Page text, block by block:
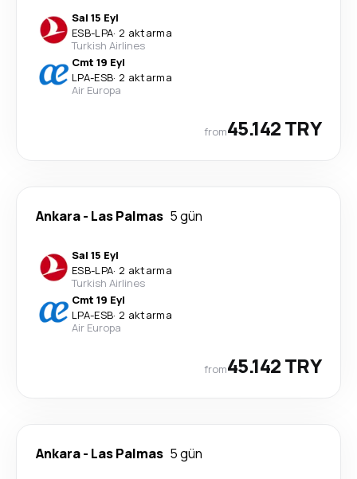
Sal 15 Eyl
ESB-LPA· 2 aktarma
Turkish Airlines
Cmt 19 Eyl
LPA-ESB· 2 aktarma
Air Europa
from45.142 TRY
Ankara- Las Palmas 5 gün
Sal 15 Eyl
ESB-LPA· 2 aktarma
Turkish Airlines
Cmt 19 Eyl
LPA-ESB· 2 aktarma
Air Europa
from45.142 TRY
Ankara- Las Palmas 5 gün